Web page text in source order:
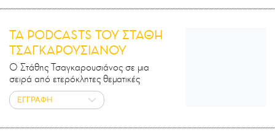
ΤΑ PODCASTS ΤΟΥ ΣΤΑΘΗ
ΤΣΑΓΚΑΡΟΥΣΙΑΝΟΥ
Ο Στάθης Τσαγκαρουσιάνος σε μια
σειρά από ετερόκλητες θεματικές
ΕΓΓΡΑΦΗ